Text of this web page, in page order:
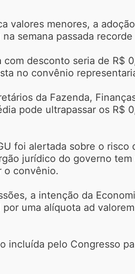
valores menores, a
semana passada
com desconto seria de
no convênio
da Fazenda,
pode ultrapassar os R$
foi alertada sobre o
jurídico do governo
o convênio.
a intenção da
uma alíquota ad
incluída pelo Congresso